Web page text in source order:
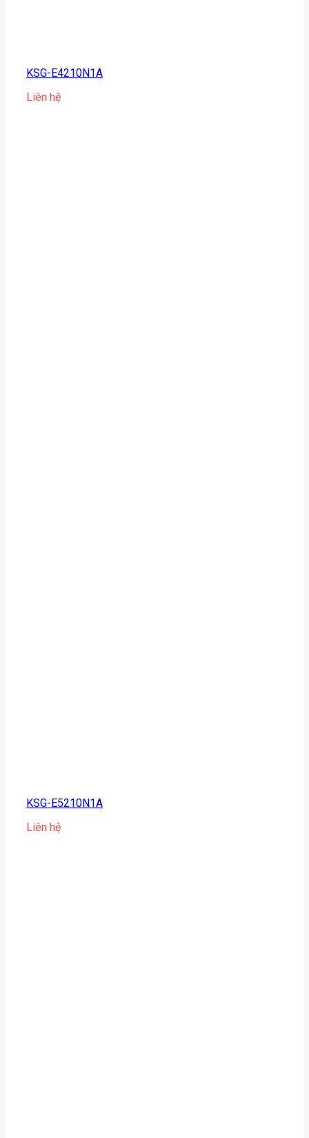
KSG-E4210N1A
Liên hệ
KSG-E5210N1A
Liên hệ